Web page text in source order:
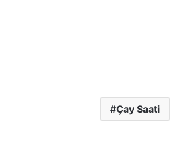
Çay Saati